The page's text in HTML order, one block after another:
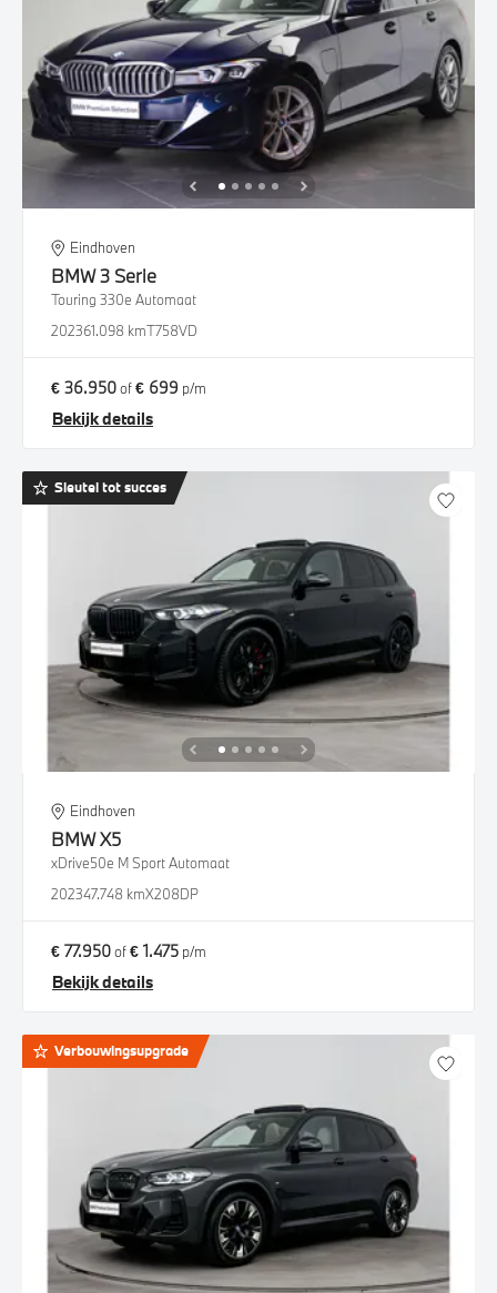
Eindhoven
BMW3 Serie
Touring 330e Automaat
202361.098 kmT758VD
€ 36.950of€ 699 p/m
Bekijk details
Sleutel tot succes
Eindhoven
BMWX5
xDrive50e M Sport Automaat
202347.748 kmX208DP
€ 77.950of€ 1.475 p/m
Bekijk details
Verbouwingsupgrade